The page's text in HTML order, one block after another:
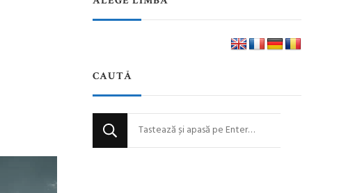
CAUTĂ
Cauți
ceva?